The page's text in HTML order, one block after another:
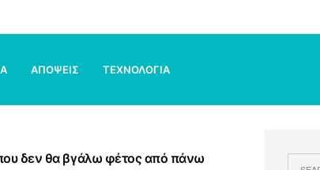
ΑΠΟΨΕΙΣ ΤΕΧΝΟΛΟΓΙΑ
δεν θα βγάλω φέτος από πάνω